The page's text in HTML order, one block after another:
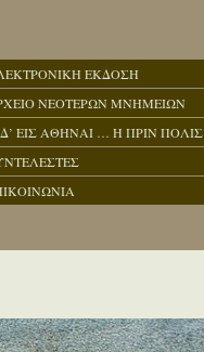
ΕΚΔΟΣΗ
ΝΕΟΤΕΡΩΝ ΜΝΗΜΕΙΩΝ
ΕΙΣ ΑΘΗΝΑΙ … Η ΠΡΙΝ ΠΟΛΙΣ